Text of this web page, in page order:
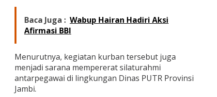
l
Baca Juga : Wabup Hairan Hadiri Aksi
Afirmasi BBI
Menurutnya, kegiatan kurban tersebut juga
menjadi sarana mempererat silaturahmi
antarpegawai di lingkungan Dinas PUTR Provinsi
Jambi.